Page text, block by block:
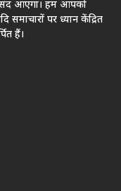
आएगा। हम आपको
समाचारों पर ध्यान केंद्रित
हैं।